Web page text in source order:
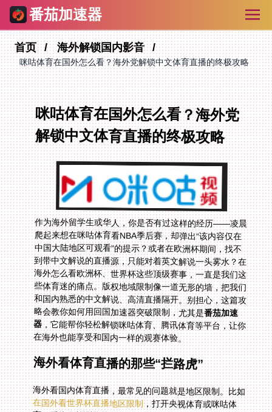
番茄加速器
首页 海外解锁国内影音
咪咕体育在国外怎么看？海外党解锁中文体育直播的终极攻略
咪咕体育在国外怎么看？海外党
解锁中文体育直播的终极攻略
作为海外留学生或华人，你是否有过这样的经历——凌晨
爬起来想在咪咕体育看NBA季后赛，却弹出“该内容仅在
中国大陆地区可观看”的提示？或者在欧洲杯期间，找不
到带中文解说的直播源，只能对着英文解说一头雾水？在
海外怎么看欧洲杯、世界杯这些顶级赛事，一直是我们这
些体育迷的痛点。版权地域限制像一道无形的墙，把我们
和国内熟悉的中文解说、高清直播隔开。别担心，这篇攻
略会教你如何用回国加速器突破限制，尤其是番茄加速
器，它能帮你轻松解锁咪咕体育、腾讯体育等平台，让你
在海外也能享受和国内一样的观赛体验。
海外看体育直播的那些“拦路虎”
海外看国内体育直播，最常见的问题就是地区限制。比如
在国外看世界杯直播地区限制，打开央视体育或咪咕体
育，系统会检测你的IP地址，非大陆IP直接拒绝访问。更